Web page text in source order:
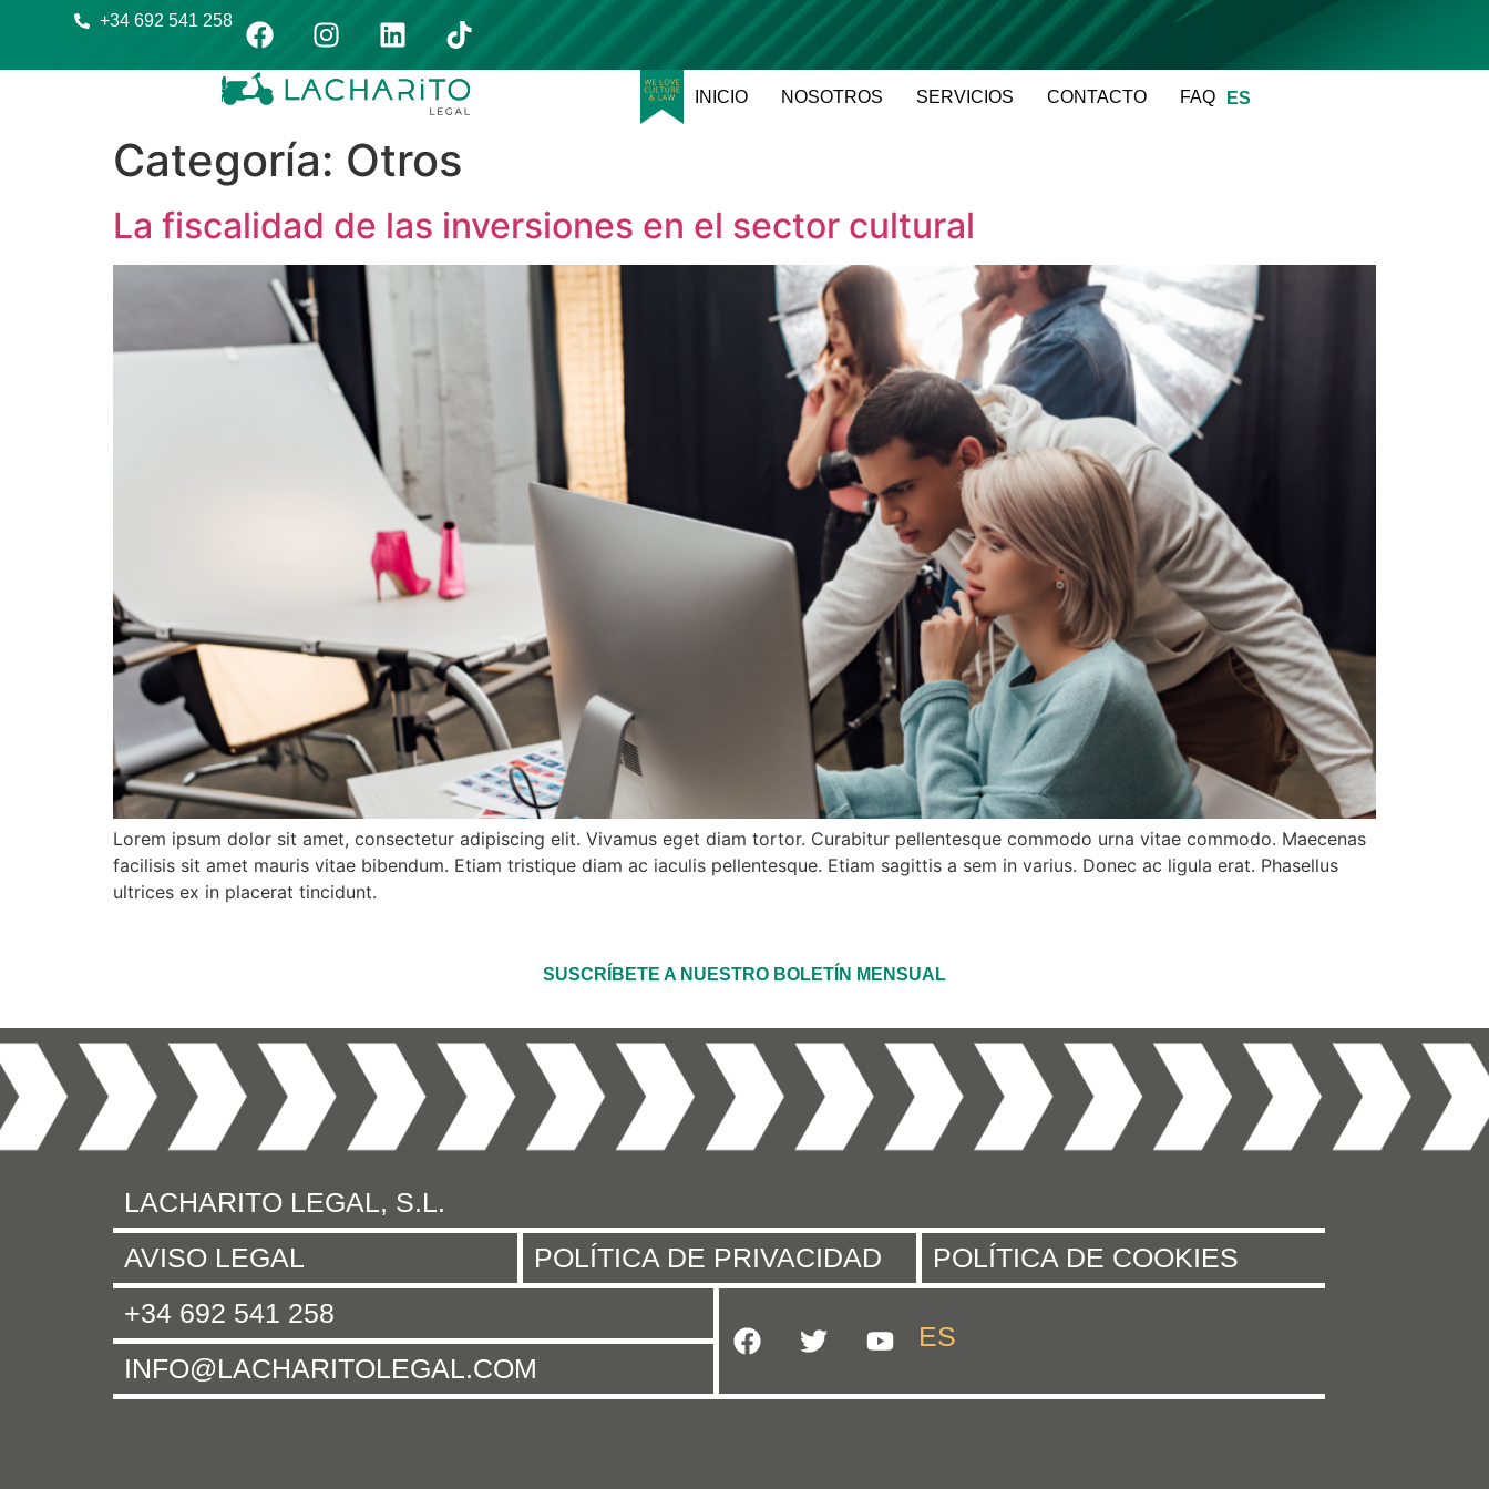
+34 692 541 258
INICIO NOSOTROS SERVICIOS CONTACTO FAQ ES
EN
Categoría: Otros
La fiscalidad de las inversiones en el sector cultural
Lorem ipsum dolor sit amet, consectetur adipiscing elit. Vivamus eget diam tortor. Curabitur pellentesque commodo urna vitae commodo. Maecenas
facilisis sit amet mauris vitae bibendum. Etiam tristique diam ac iaculis pellentesque. Etiam sagittis a sem in varius. Donec ac ligula erat. Phasellus
ultrices ex in placerat tincidunt.
SUSCRÍBETE A NUESTRO BOLETÍN MENSUAL
LACHARITO LEGAL, S.L.
AVISO LEGAL
POLÍTICA DE PRIVACIDAD
POLÍTICA DE COOKIES
+34 692 541 258
INFO@LACHARITOLEGAL.COM
ES
EN